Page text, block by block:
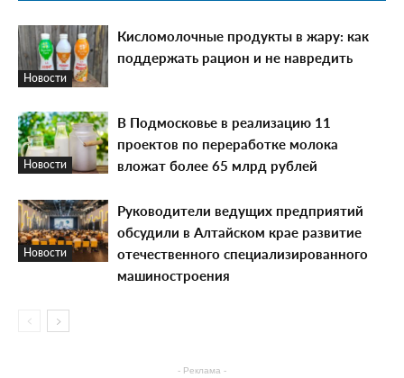
Новости
Кисломолочные продукты в жару: как
поддержать рацион и не навредить
Новости
В Подмосковье в реализацию 11
проектов по переработке молока
вложат более 65 млрд рублей
Новости
Руководители ведущих предприятий
обсудили в Алтайском крае развитие
отечественного специализированного
машиностроения
- Реклама -